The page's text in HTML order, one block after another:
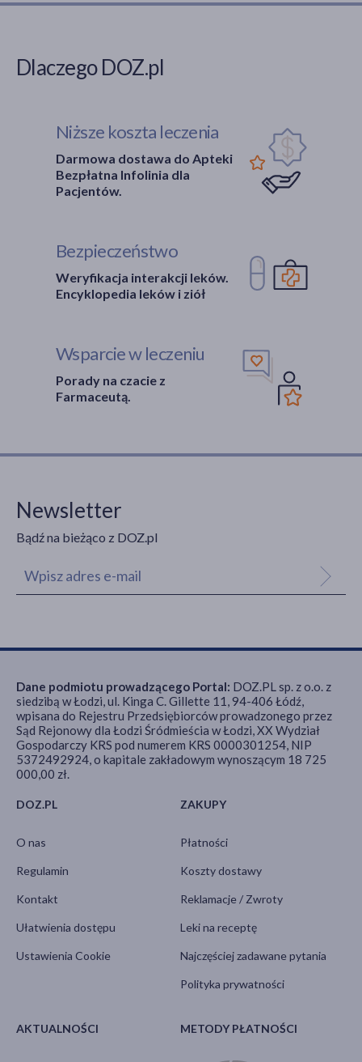
Dlaczego DOZ.pl
Niższe koszta leczenia
Darmowa dostawa do Apteki
Bezpłatna Infolinia dla
Pacjentów.
Bezpieczeństwo
Weryfikacja interakcji leków.
Encyklopedia leków i ziół
Wsparcie w leczeniu
Porady na czacie z
Farmaceutą.
Newsletter
Bądź na bieżąco z DOZ.pl
DOZ.PL
O nas
Regulamin
Kontakt
Ułatwienia dostępu
Ustawienia Cookie
ZAKUPY
Płatności
Koszty dostawy
Reklamacje / Zwroty
Leki na receptę
Najczęściej zadawane pytania
Polityka prywatności
AKTUALNOŚCI METODY PŁATNOŚCI
Dane podmiotu prowadzącego Portal: DOZ.PL sp. z o.o. z
siedzibą w Łodzi, ul. Kinga C. Gillette 11, 94-406 Łódź,
wpisana do Rejestru Przedsiębiorców prowadzonego przez
Sąd Rejonowy dla Łodzi Śródmieścia w Łodzi, XX Wydział
Gospodarczy KRS pod numerem KRS 0000301254, NIP
5372492924, o kapitale zakładowym wynoszącym 18 725
000,00 zł.